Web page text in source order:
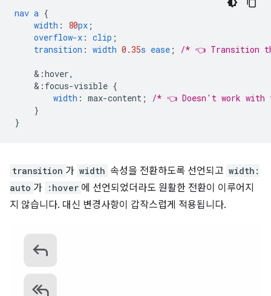
nav a {
width : 80px ;
overflow-x : clip ;
transition : width 0.35s ease ; /* 👈 Transition
& :hover,
& :focus-visible {
width : max-content ;
/* 👈 Doesn't work
}
}
transition 가 width 속성을 전환하도록 선언되고 width:
auto 가 :hover 에 선언되었더라도 원활한 전환이 이루어지
지 않습니다. 대신 변경사항이 갑작스럽게 적용됩니다.